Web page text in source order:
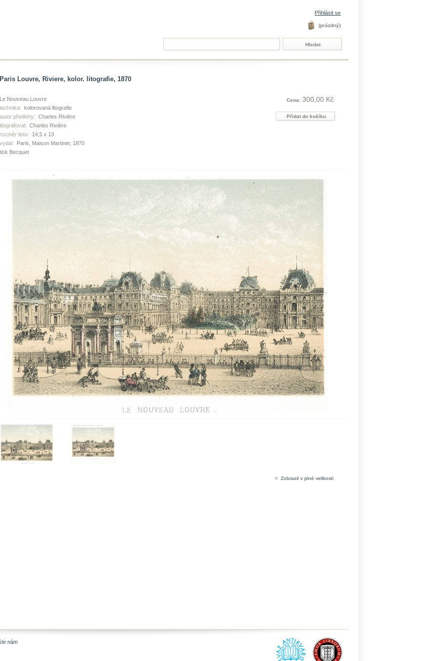
Přihlásit se
(prázdný)
Paris Louvre, Riviere, kolor. litografie, 1870
Le Nouveau Louvre
technika: kolorovaná litografie
autor předlohy: Charles Rivière
litografoval: Charles Rivière
rozměr listu:
14,5 x 13
vydal:
Paris, Maison Martinet, 1870
tisk Becquet
Cena: 300,00 Kč
» Zobrazit v plné velikosti
nám